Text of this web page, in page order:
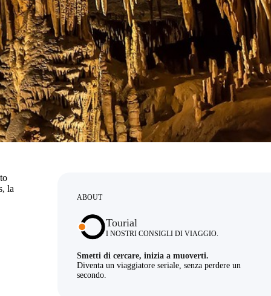
la
ABOUT
Tourial
I NOSTRI CONSIGLI DI VIAGGIO.
Smetti di cercare, inizia a muoverti.
Diventa un viaggiatore seriale, senza perdere un
secondo.